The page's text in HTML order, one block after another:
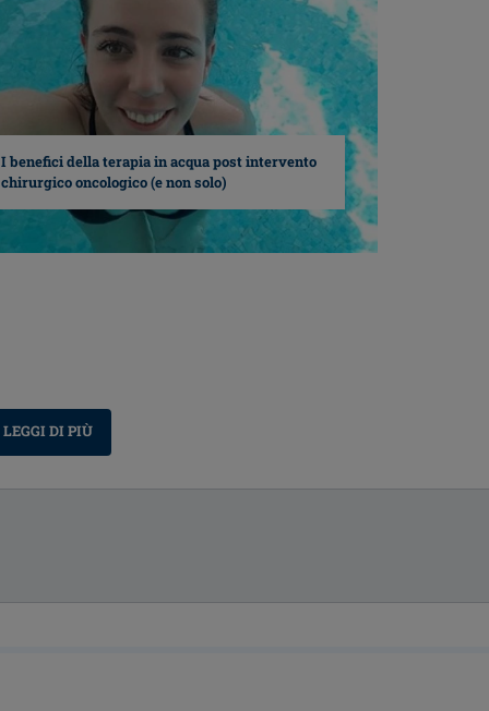
I benefici della terapia in acqua post intervento
chirurgico oncologico (e non solo)
LEGGI DI PIÙ